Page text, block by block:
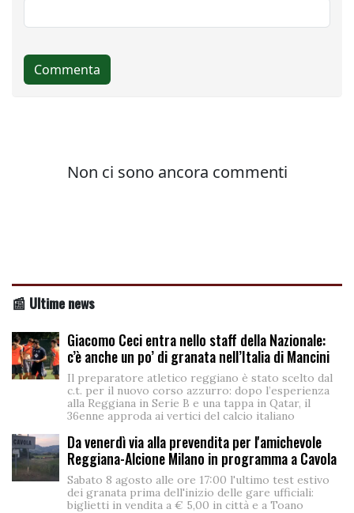
📰 Ultime news
Giacomo Ceci entra nello staff della Nazionale:
c’è anche un po’ di granata nell’Italia di Mancini
Il preparatore atletico reggiano è stato scelto dal
c.t. per il nuovo corso azzurro: dopo l’esperienza
alla Reggiana in Serie B e una tappa in Qatar, il
36enne approda ai vertici del calcio italiano
Da venerdì via alla prevendita per l'amichevole
Reggiana-Alcione Milano in programma a Cavola
Sabato 8 agosto alle ore 17:00 l'ultimo test estivo
dei granata prima dell'inizio delle gare ufficiali:
biglietti in vendita a € 5,00 in città e a Toano